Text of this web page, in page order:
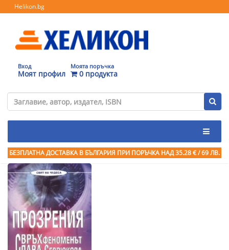
Helikon.bg
Вход
Моят профил
Моята поръчка
0 продукта
БЕЗПЛАТНА ДОСТАВКА В БЪЛГАРИЯ ПРИ ПОРЪЧКА НАД 35.28 € / 69 ЛВ.